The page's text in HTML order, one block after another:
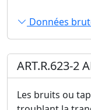
Données
ART.R.623-2
Les bruits ou